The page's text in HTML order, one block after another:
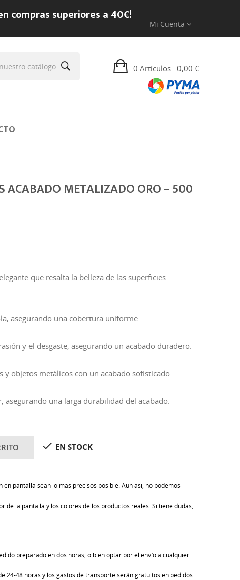
compras superiores a 40€!
Mi Cuenta
0 Artículos : 0,00 €
ACABADO METALIZADO ORO – 500
que resalta la belleza de las superficies
asegurando una cobertura uniforme.
y el desgaste, asegurando un acabado duradero.
objetos metálicos con un acabado sofisticado.
asegurando una larga durabilidad del acabado.
 EN STOCK
pantalla sean lo más precisos posible. Aun así, no podemos
la pantalla y los colores de los productos reales. Si tiene dudas,
preparado en dos horas, o bien optar por el envío a cualquier
24-48 horas y los gastos de transporte serán gratuitos en pedidos